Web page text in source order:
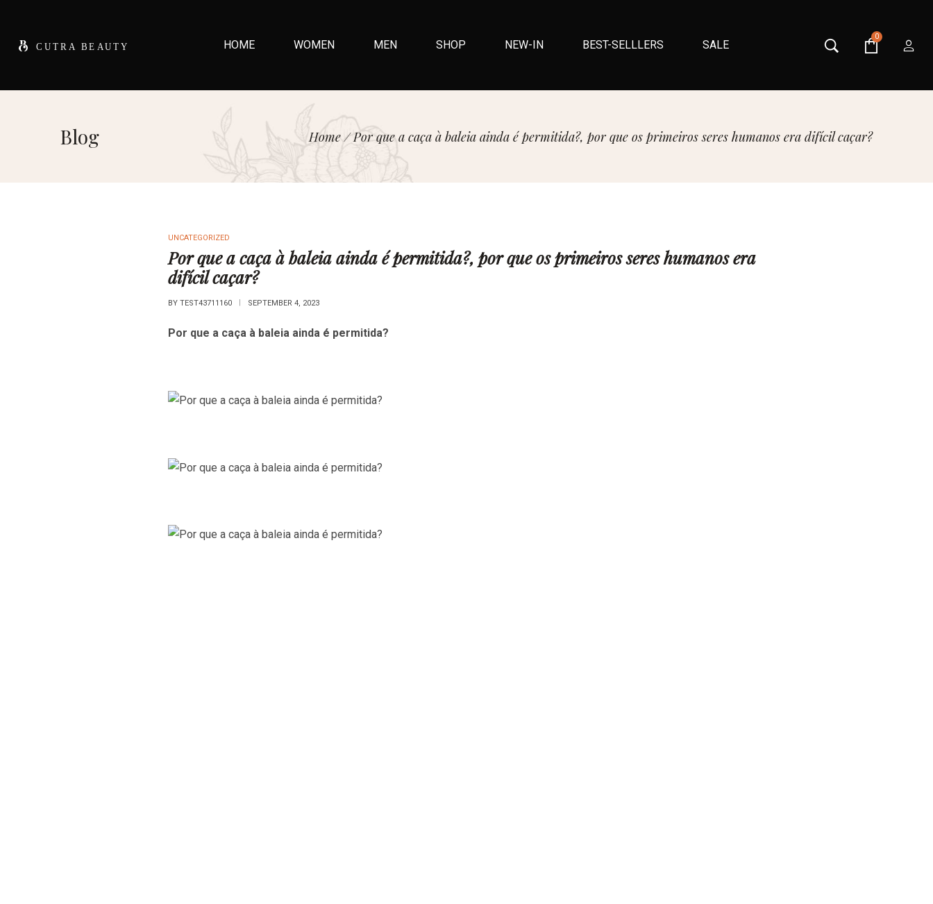
HOME WOMEN MEN SHOP NEW-IN BEST-SELLLERS SALE
0
Blog Home / Por que a caça à baleia ainda é permitida?, por que os primeiros seres humanos era difícil caçar?
UNCATEGORIZED
Por que a caça à baleia ainda é permitida?, por que os primeiros seres humanos era
difícil caçar?
BY TEST43711160 SEPTEMBER 4, 2023
Por que a caça à baleia ainda é permitida?